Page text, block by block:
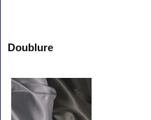
Doublure